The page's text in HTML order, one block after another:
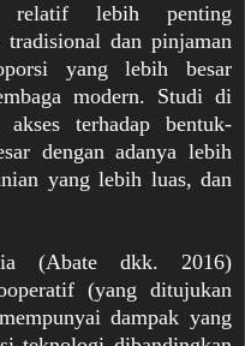
relatif lebih penting
tradisional dan pinjaman
yang lebih besar
modern. Studi di
terhadap bentuk-
dengan adanya lebih
yang lebih luas, dan
(Abate dkk. 2016)
(yang ditujukan
dampak yang